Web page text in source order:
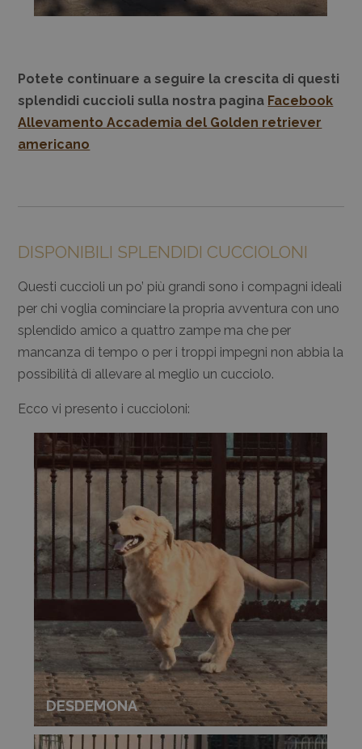
Potete continuare a seguire la crescita di questi
splendidi cuccioli sulla nostra pagina Facebook
Allevamento Accademia del Golden retriever
americano
DISPONIBILI SPLENDIDI CUCCIOLONI
Questi cuccioli un po’ più grandi sono i compagni ideali
per chi voglia cominciare la propria avventura con uno
splendido amico a quattro zampe ma che per
mancanza di tempo o per i troppi impegni non abbia la
possibilità di allevare al meglio un cucciolo.
Ecco vi presento i cuccioloni:
DESDEMONA